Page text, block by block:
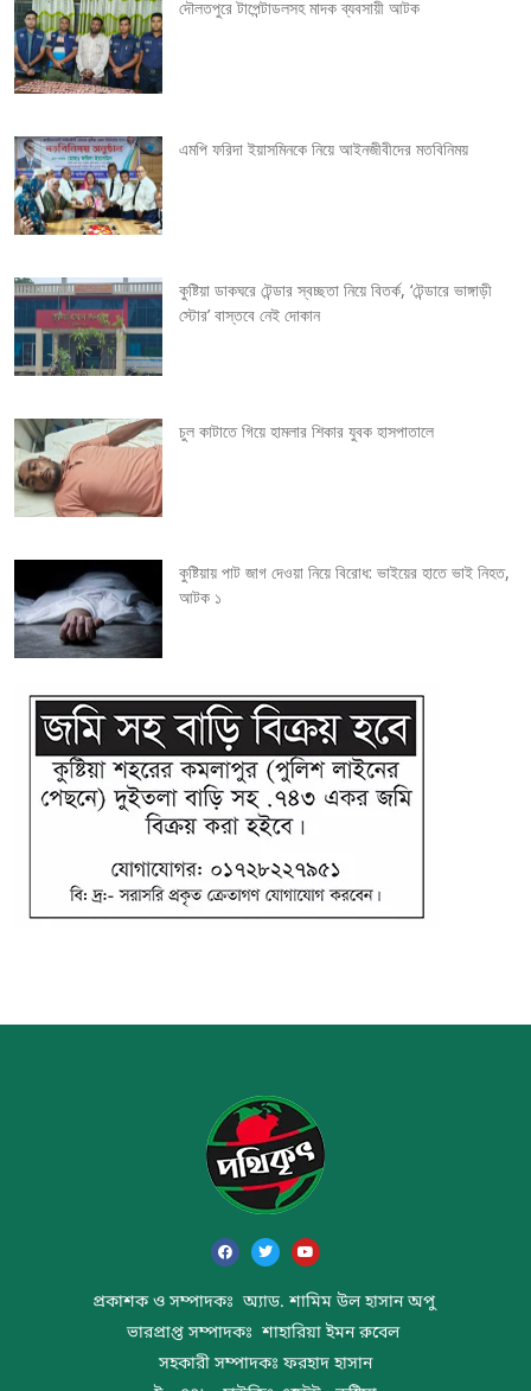
n
a
v
i
a
t
i
o
n
দৌলতপুরে টাপেন্টাডলসহ মাদক ব্যবসায়ী আটক
এমপি ফরিদা ইয়াসমিনকে নিয়ে আইনজীবীদের মতবিনিময়
কুষ্টিয়া ডাকঘরে টেন্ডার স্বচ্ছতা নিয়ে বিতর্ক, ‘টেন্ডারে ভাঙ্গাড়ী
স্টোর’ বাস্তবে নেই দোকান
চুল কাটাতে গিয়ে হামলার শিকার যুবক হাসপাতালে
কুষ্টিয়ায় পাট জাগ দেওয়া নিয়ে বিরোধ: ভাইয়ের হাতে ভাই নিহত,
আটক ১
প্রকাশক ও সম্পাদকঃ অ্যাড. শামিম উল হাসান অপু
ভারপ্রাপ্ত সম্পাদকঃ শাহারিয়া ইমন রুবেল
সহকারী সম্পাদকঃ ফরহাদ হাসান